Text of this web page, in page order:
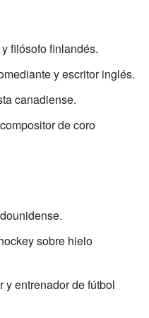
filósofo finlandés.
y escritor inglés.
canadiense.
de coro
sobre hielo
y entrenador de fútbol